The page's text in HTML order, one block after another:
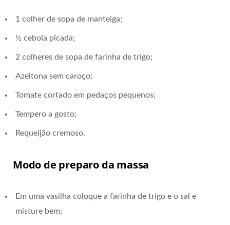
1 colher de sopa de manteiga;
½ cebola picada;
2 colheres de sopa de farinha de trigo;
Azeitona sem caroço;
Tomate cortado em pedaços pequenos;
Tempero a gosto;
Requeijão cremoso.
Modo de preparo da massa
Em uma vasilha coloque a farinha de trigo e o sal e
misture bem;